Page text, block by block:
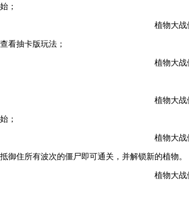
；
看抽卡版玩法；
；
御住所有波次的僵尸即可通关，并解锁新的植物。